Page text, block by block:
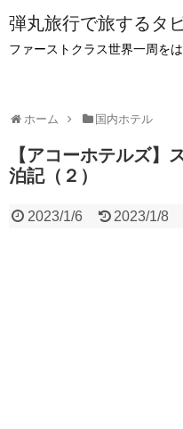
弾丸旅行で旅するタ
ファーストクラス世界一周を
ホーム 国内ホテル
【アコーホテルズ
泊記（２）
2023/1/6 2023/1/8